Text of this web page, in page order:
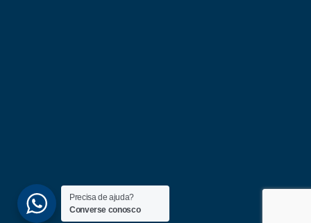
Precisa de ajuda?
Converse conosco